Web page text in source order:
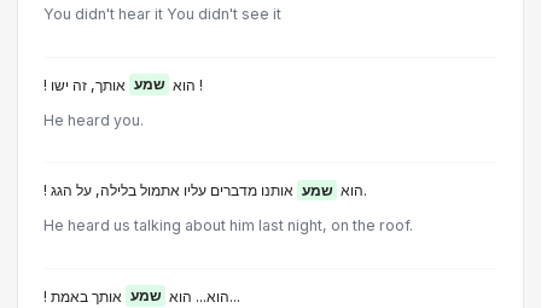
You didn't hear it You didn't see it
! הוא שמע
אותך, זה ישו !
He heard you.
! הוא שמע
אותנו מדברים עליו אתמול בלילה, על הגג.
He heard us talking about him last night, on the roof.
! הוא... הוא שמע
אותך באמת...